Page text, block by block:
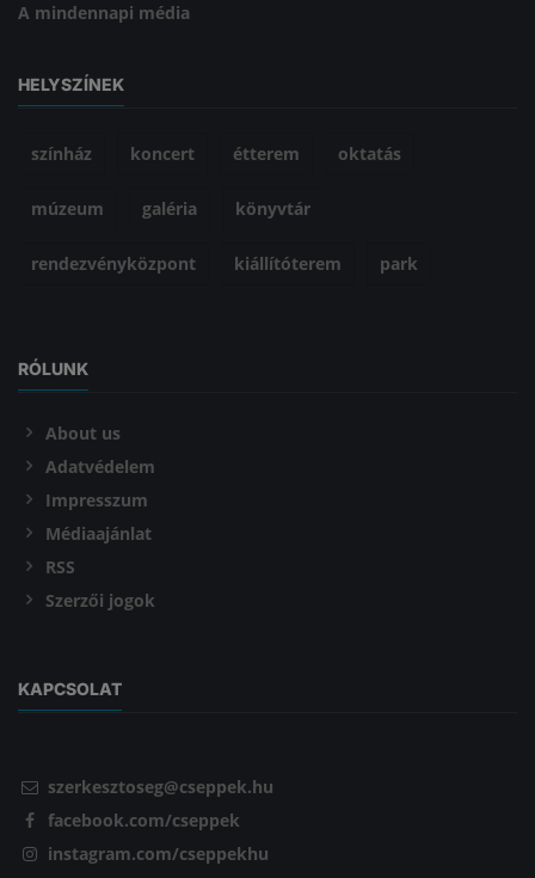
A mindennapi média
HELYSZÍNEK
színház koncert étterem oktatás
múzeum galéria könyvtár
rendezvényközpont kiállítóterem park
RÓLUNK
About us
Adatvédelem
Impresszum
Médiaajánlat
RSS
Szerzői jogok
KAPCSOLAT
szerkesztoseg@cseppek.hu
facebook.com/cseppek
instagram.com/cseppekhu